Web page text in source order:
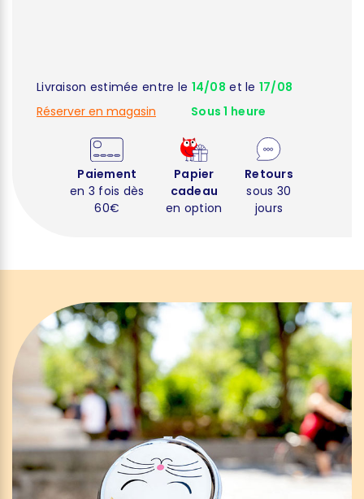
Livraison estimée entre le 14/08 et le 17/08
Réserver en magasin
Sous 1 heure
Paiement
en 3 fois dès
60€
Papier
cadeau
en option
Retours
sous 30
jours